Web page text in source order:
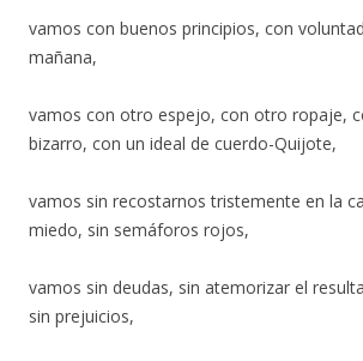
vamos con buenos principios, con
mañana,
vamos con otro espejo, con otro ropaje,
bizarro, con un ideal de cuerdo-Quijote,
vamos sin recostarnos tristemente en la
miedo, sin semáforos rojos,
vamos sin deudas, sin atemorizar el
sin prejuicios,